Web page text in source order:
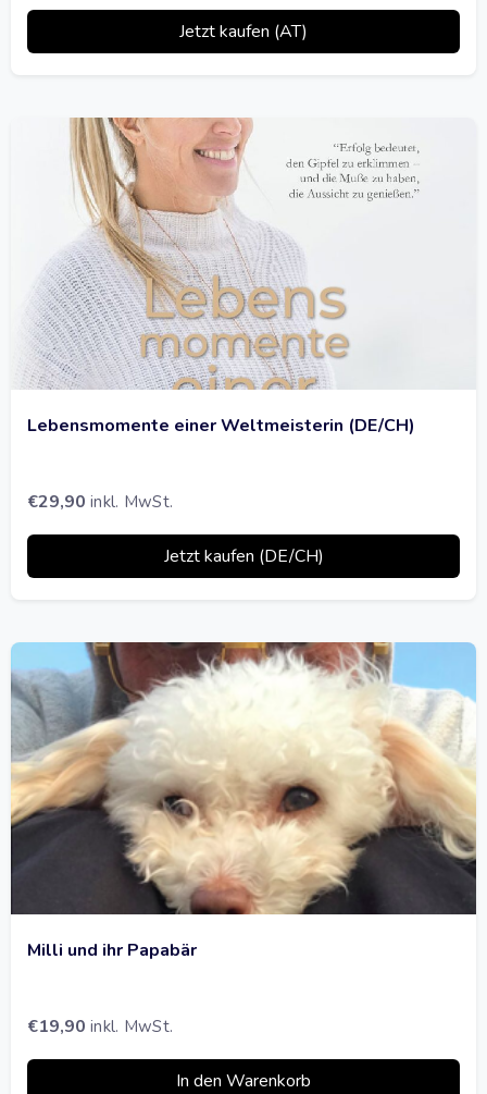
Jetzt kaufen (AT)
Lebensmomente einer Weltmeisterin (DE/CH)
€29,90 inkl. MwSt.
Jetzt kaufen (DE/CH)
Milli und ihr Papabär
€19,90 inkl. MwSt.
In den Warenkorb